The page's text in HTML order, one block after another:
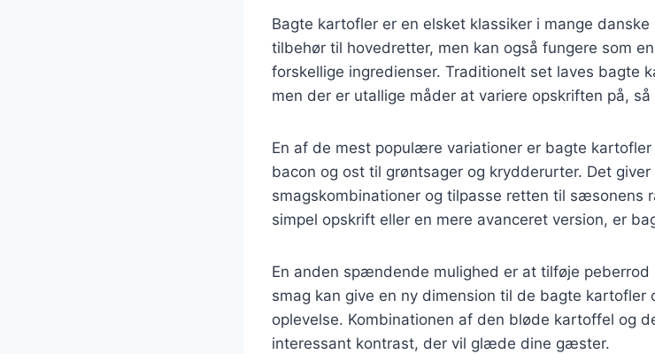
Bagte kartofler er en elsket klassiker i mange
tilbehør til hovedretter, men kan også fungere som
forskellige ingredienser. Traditionelt set laves bagte
men der er utallige måder at variere opskriften på,
En af de mest populære variationer er bagte
bacon og ost til grøntsager og krydderurter. Det
smagskombinationer og tilpasse retten til sæsonens
simpel opskrift eller en mere avanceret version, er
En anden spændende mulighed er at tilføje
smag kan give en ny dimension til de bagte kartofler
oplevelse. Kombinationen af den bløde kartoffel og
interessant kontrast, der vil glæde dine gæster.